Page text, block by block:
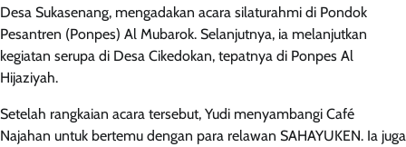
Desa Sukasenang, mengadakan acara silaturahmi di Pondok
Pesantren (Ponpes) Al Mubarok. Selanjutnya, ia melanjutkan
kegiatan serupa di Desa Cikedokan, tepatnya di Ponpes Al
Hijaziyah.
Setelah rangkaian acara tersebut, Yudi menyambangi Café
Najahan untuk bertemu dengan para relawan SAHAYUKEN. Ia juga